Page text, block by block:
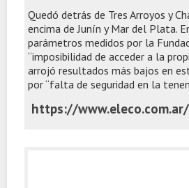
Quedó detrás de Tres Arroyos y
encima de Junín y Mar del Plata.
parámetros medidos por la
“imposibilidad de acceder a la
arrojó resultados más bajos en
por “falta de seguridad en la